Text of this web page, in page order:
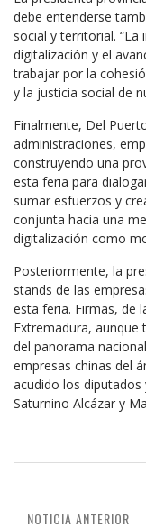
debe entenderse
social y territorial.
digitalización y el
trabajar por la
y la justicia social de
Finalmente, Del
administraciones,
construyendo una
esta feria para
sumar esfuerzos y
conjunta hacia una
digitalización como
Posteriormente, la
stands de las
esta feria. Firmas, de
Extremadura,
del panorama
empresas chinas del
acudido los diputados
Saturnino Alcázar y
NOTICIA ANTERIOR